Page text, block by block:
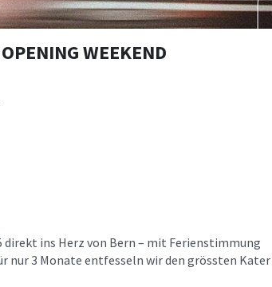
WEEKEND
ins Herz von Bern – mit Ferienstimmung
nur 3 Monate entfesseln wir den grössten Kater